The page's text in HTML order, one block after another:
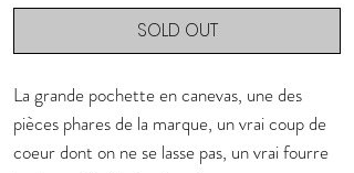
SOLD OUT
La grande pochette en canevas, une des
pièces phares de la marque, un vrai coup de
coeur dont on ne se lasse pas, un vrai fourre